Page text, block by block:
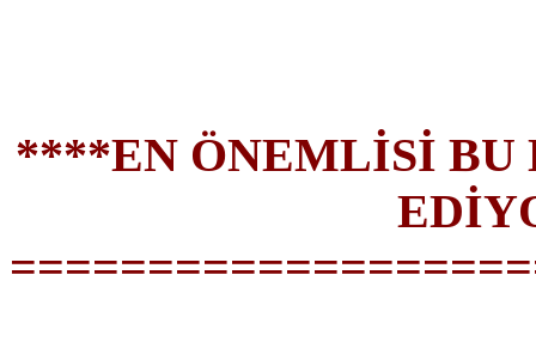
****EN ÖNEMLİSİ BU